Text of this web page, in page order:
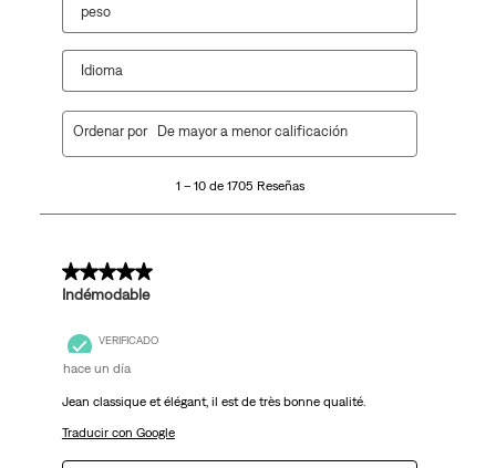
peso
Idioma
1705
1 – 10 de 1705 Reseñas
Ordenar por De mayor a menor calificación
5 de 5 estrellas.
Indémodable
VERIFICADO
hace un día
Jean classique et élégant, il est de très bonne qualité.
Traducir con Google